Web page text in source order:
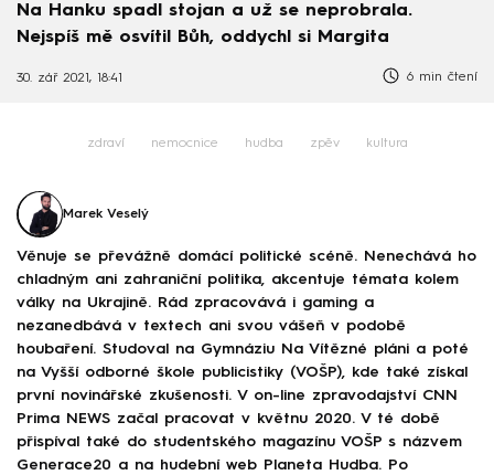
Na Hanku spadl stojan a už se neprobrala.
Nejspíš mě osvítil Bůh, oddychl si Margita
30. zář 2021, 18:41 6 min čtení
zdraví nemocnice hudba zpěv kultura
Marek Veselý
Věnuje se převážně domácí politické scéně. Nenechává ho
chladným ani zahraniční politika, akcentuje témata kolem
války na Ukrajině. Rád zpracovává i gaming a
nezanedbává v textech ani svou vášeň v podobě
houbaření. Studoval na Gymnáziu Na Vítězné pláni a poté
na Vyšší odborné škole publicistiky (VOŠP), kde také získal
první novinářské zkušenosti. V on-line zpravodajství CNN
Prima NEWS začal pracovat v květnu 2020. V té době
přispíval také do studentského magazínu VOŠP s názvem
Generace20 a na hudební web Planeta Hudba. Po